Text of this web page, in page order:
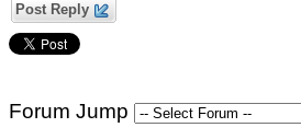
Post Reply
Forum Jump